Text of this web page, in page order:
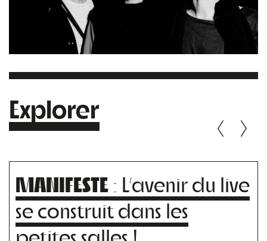
Explorer
MANIFESTE : L’avenir du live
se construit dans les